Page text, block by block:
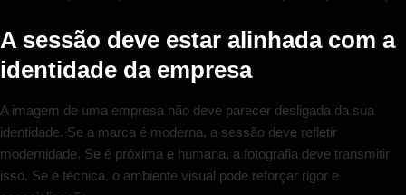
A sessão deve estar alinhada com a
identidade da empresa
A imagem de uma empresa não deve parecer desligada da sua
identidade. Se a marca é moderna, a sessão deve refletir
modernidade. Se é próxima e humana, a fotografia deve transmitir
isso. Se é técnica, o ambiente visual pode reforçar rigor e